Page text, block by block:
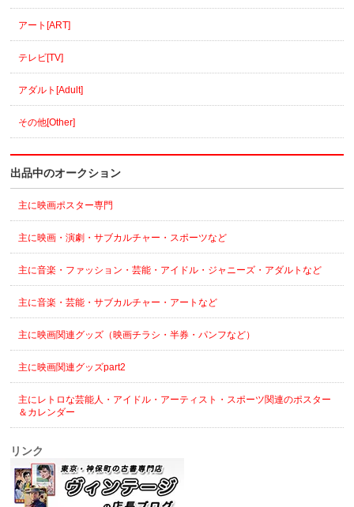
アート[ART]
テレビ[TV]
アダルト[Adult]
その他[Other]
出品中のオークション
主に映画ポスター専門
主に映画・演劇・サブカルチャー・スポーツなど
主に音楽・ファッション・芸能・アイドル・ジャニーズ・アダルトなど
主に音楽・芸能・サブカルチャー・アートなど
主に映画関連グッズ（映画チラシ・半券・パンフなど）
主に映画関連グッズpart2
主にレトロな芸能人・アイドル・アーティスト・スポーツ関連のポスター
＆カレンダー
リンク